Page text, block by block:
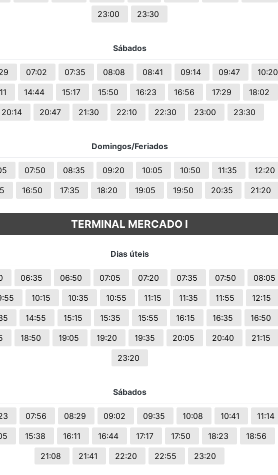
23:00
23:30
Sábados
07:02 07:35 08:08 08:41 09:14 09:47 10:20
14:44 15:17 15:50 16:23 16:56 17:29 18:02
20:14
20:47 21:30 22:10 22:30 23:00 23:30
Domingos/Feriados
07:50 08:35 09:20 10:05 10:50 11:35 12:20
16:50 17:35 18:20 19:05 19:50 20:35 21:20
TERMINAL MERCADO I
Dias úteis
06:35 06:50 07:05 07:20 07:35 07:50 08:05
10:15 10:35 10:55 11:15 11:35 11:55 12:15
14:55 15:15 15:35 15:55 16:15 16:35 16:50
18:50 19:05 19:20 19:35 20:05 20:40 21:15
23:20
Sábados
07:56 08:29 09:02 09:35 10:08 10:41 11:14
15:38 16:11 16:44 17:17 17:50 18:23 18:56
21:08
21:41 22:20 22:55 23:20